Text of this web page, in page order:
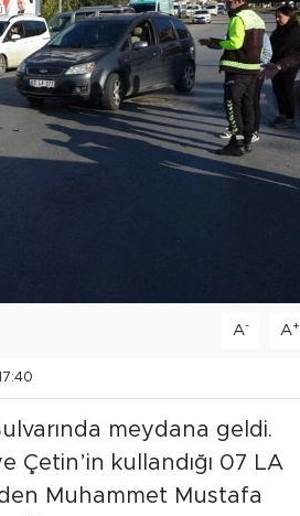
A- A+
meydana geldi.
kullandığı 07 LA
Muhammet Mustafa